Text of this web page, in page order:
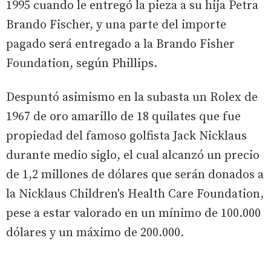
1995 cuando le entregó la pieza a su hija Petra
Brando Fischer, y una parte del importe
pagado será entregado a la Brando Fisher
Foundation, según Phillips.
Despuntó asimismo en la subasta un Rolex de
1967 de oro amarillo de 18 quilates que fue
propiedad del famoso golfista Jack Nicklaus
durante medio siglo, el cual alcanzó un precio
de 1,2 millones de dólares que serán donados a
la Nicklaus Children's Health Care Foundation,
pese a estar valorado en un mínimo de 100.000
dólares y un máximo de 200.000.